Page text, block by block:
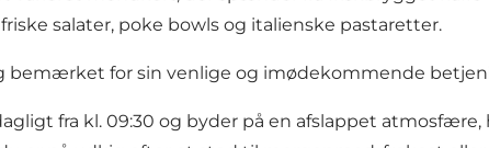
salater, poke bowls og italienske pastaretter.
bemærket for sin venlige og imødekommende
fra kl. 09:30 og byder på en afslappet